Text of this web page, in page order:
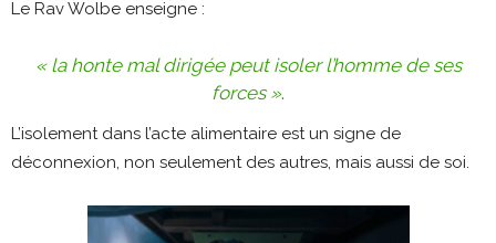
Le Rav Wolbe enseigne :
« la honte mal dirigée peut isoler l’homme de ses
forces ».
L’isolement dans l’acte alimentaire est un signe de
déconnexion, non seulement des autres, mais aussi de soi.